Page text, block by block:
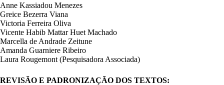
Anne Kassiadou Menezes
Greice Bezerra Viana
Victoria Ferreira Oliva
Vicente Habib Mattar Huet Machado
Marcella de Andrade Zeitune
Amanda Guarniere Ribeiro
Laura Rougemont (Pesquisadora Associada)
REVISÃO E PADRONIZAÇÃO DOS TEXTOS: